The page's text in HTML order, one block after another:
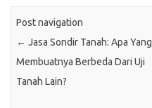
Post navigation
← Jasa Sondir Tanah: Apa Yang
Membuatnya Berbeda Dari Uji
Tanah Lain?